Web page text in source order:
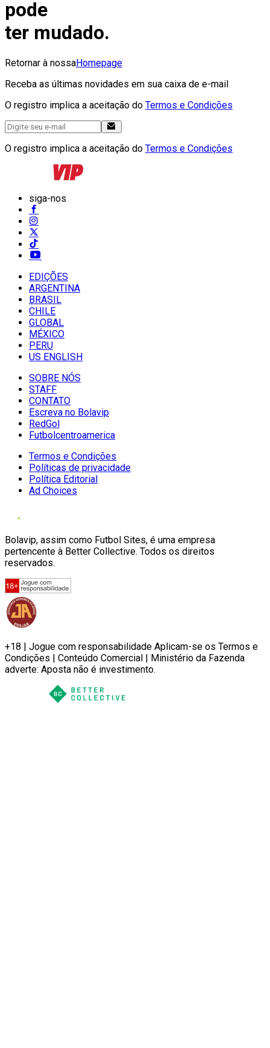
pode
ter mudado.
Retornar à nossaHomepage
Receba as últimas novidades em sua caixa de e-mail
O registro implica a aceitação do Termos e Condições
O registro implica a aceitação do Termos e Condições
siga-nos
EDIÇÕES
ARGENTINA
BRASIL
CHILE
GLOBAL
MÉXICO
PERU
US ENGLISH
SOBRE NÓS
STAFF
CONTATO
Escreva no Bolavip
RedGol
Futbolcentroamerica
Termos e Condições
Políticas de privacidade
Política Editorial
Ad Choices
Bolavip, assim como Futbol Sites, é uma empresa
pertencente à Better Collective. Todos os direitos
reservados.
+18 | Jogue com responsabilidade Aplicam-se os Termos e
Condições | Conteúdo Comercial | Ministério da Fazenda
adverte: Aposta não é investimento.